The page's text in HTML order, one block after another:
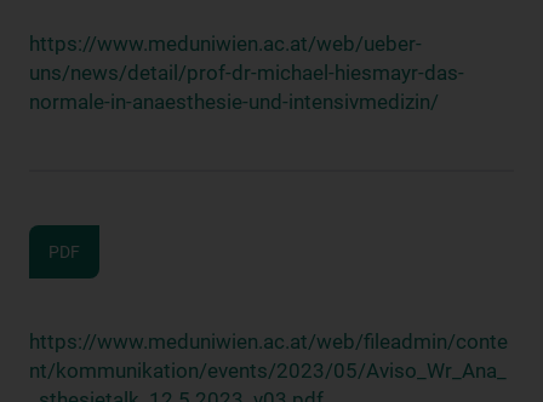
https://www.meduniwien.ac.at/web/ueber-
uns/news/detail/prof-dr-michael-hiesmayr-das-
normale-in-anaesthesie-und-intensivmedizin/
PDF
https://www.meduniwien.ac.at/web/fileadmin/conte
nt/kommunikation/events/2023/05/Aviso_Wr_Ana_